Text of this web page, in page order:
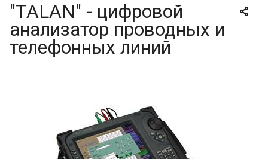
"TALAN" - цифровой
анализатор проводных и
телефонных линий